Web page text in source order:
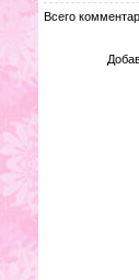
Всего